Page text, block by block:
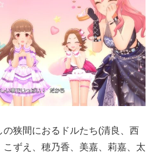
狭間におるドルたち(清良、西
ずえ、穂乃香、美嘉、莉嘉、太